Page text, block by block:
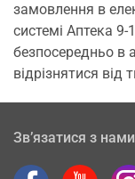
замовлення в
системі Аптека 9-
безпосередньо в
відрізнятися від
Зв’язатися з нами